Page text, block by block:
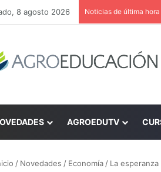
8 agosto 2026 Noticias de última hora
AGROEDUTV
/ Novedades / Economía / La